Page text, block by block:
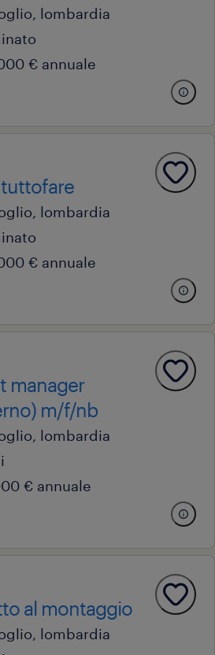
lombardia
€ annuale
lombardia
€ annuale
manager
m/f/nb
lombardia
€ annuale
al montaggio
lombardia